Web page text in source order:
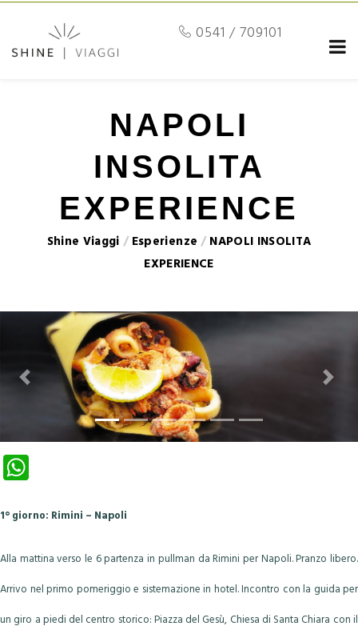
0541 / 709101
NAPOLI
INSOLITA
EXPERIENCE
Shine Viaggi / Esperienze / NAPOLI INSOLITA
EXPERIENCE
Previous Next
ts
A
p
p
1° giorno: Rimini – Napoli
Alla mattina verso le 6 partenza in pullman da Rimini per Napoli. Pranzo libero.
Arrivo nel primo pomeriggio e sistemazione in hotel. Incontro con la guida per
un giro a piedi del centro storico: Piazza del Gesù, Chiesa di Santa Chiara con il